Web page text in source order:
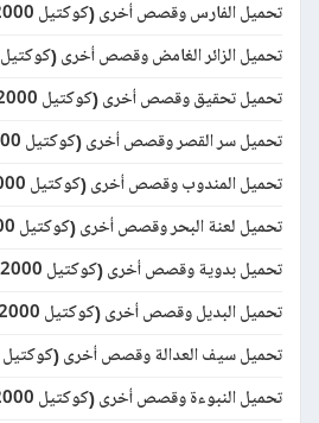
تحميل الفارس وقصص أخرى (كوكتيل 2000 #10) نبيل فاروق
تحميل الزائر الغامض وقصص أخرى (كوكتيل 2000 #9) نبيل فاروق
تحميل تحقيق وقصص أخرى (كوكتيل 2000 #8) نبيل فاروق
تحميل سر القصر وقصص أخرى (كوكتيل 2000 #7) نبيل فاروق
تحميل المندوب وقصص أخرى (كوكتيل 2000 #6) نبيل فاروق
تحميل لعنة البحر وقصص أخرى (كوكتيل 2000 #5) نبيل فاروق
تحميل بدوية وقصص أخرى (كوكتيل 2000 #4) نبيل فاروق
تحميل البديل وقصص أخرى (كوكتيل 2000 #3) نبيل فاروق
تحميل سيف العدالة وقصص أخرى (كوكتيل 2000 #2) نبيل فاروق
تحميل النبوءة وقصص أخرى (كوكتيل 2000 #1) نبيل فاروق